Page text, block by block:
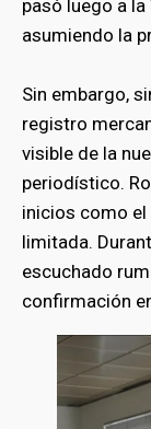
pasó luego a
asumiendo la
Sin embargo,
registro
visible de la
periodístico.
inicios como el
limitada.
escuchado
confirmación